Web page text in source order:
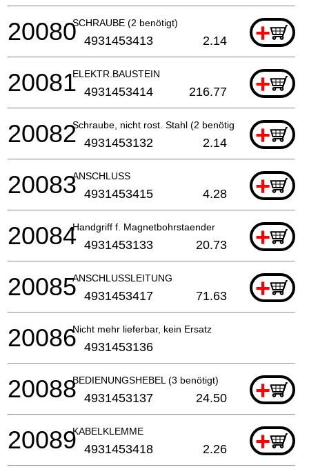
SCHRAUBE (2 benötigt) +
20080 4931453413 2.14
ELEKTR.BAUSTEIN +
20081 4931453414 216.77
Schraube, nicht rost. Stahl (2 benötigt) +
20082 4931453132 2.14
ANSCHLUSS +
20083 4931453415 4.28
Handgriff f. Magnetbohrstaender +
20084 4931453133 20.73
ANSCHLUSSLEITUNG +
20085 4931453417 71.63
Nicht mehr lieferbar, kein Ersatz
20086 4931453136
BEDIENUNGSHEBEL (3 benötigt) +
20088 4931453137 24.50
KABELKLEMME +
20089 4931453418 2.26